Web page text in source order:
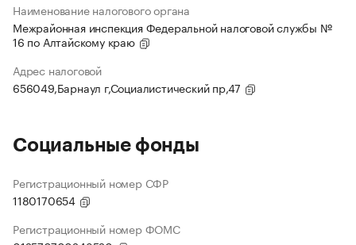
Наименование налогового органа
Межрайонная инспекция Федеральной налоговой службы №
16 по Алтайскому краю
Адрес налоговой
656049,Барнаул г,Социалистический пр,47
Социальные фонды
Регистрационный номер СФР
1180170654
Регистрационный номер ФОМС